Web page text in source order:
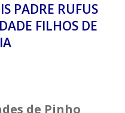
PADRE RUFUS
FILHOS DE
de Pinho